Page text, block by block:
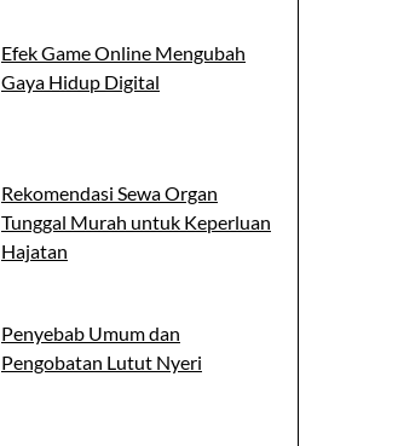
Efek Game Online Mengubah
Gaya Hidup Digital
Rekomendasi Sewa Organ
Tunggal Murah untuk Keperluan
Hajatan
Penyebab Umum dan
Pengobatan Lutut Nyeri